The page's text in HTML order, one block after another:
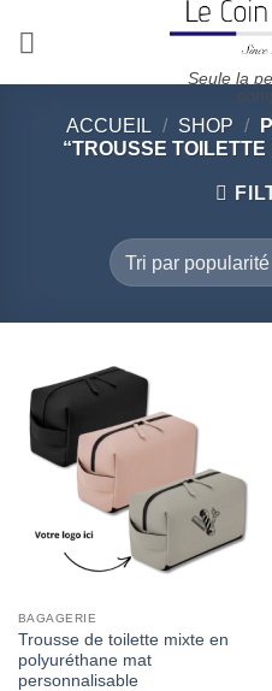
Seule la
ACCUEIL / SHOP /
“TROUSSE
BAGAGERIE
Trousse de toilette mixte en
polyuréthane mat
personnalisable